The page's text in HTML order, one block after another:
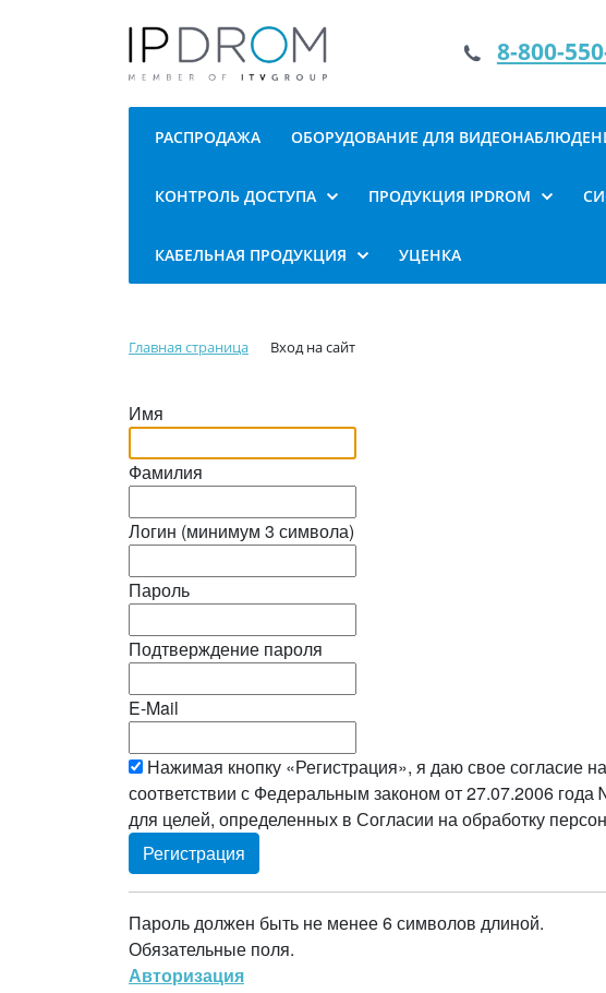
8-800-
РАСПРОДАЖА ОБОРУДОВАНИЕ ДЛЯ
КОНТРОЛЬ ДОСТУПА ПРОДУКЦИЯ IPDROM
КАБЕЛЬНАЯ ПРОДУКЦИЯ УЦЕНКА
Главная страница Вход на сайт
Имя
Фамилия
Логин (минимум 3 символа)
Пароль
Подтверждение пароля
E-Mail
Нажимая кнопку «Регистрация», я даю свое согласие
соответствии с Федеральным законом от 27.07.2006
для целей, определенных в Согласии на обработку
Пароль должен быть не менее 6 символов длиной.
Обязательные поля.
Авторизация